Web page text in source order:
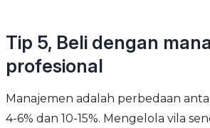
Tip 5, Beli dengan
profesional
Manajemen adalah perbedaan
4-6% dan 10-15%. Mengelola vila